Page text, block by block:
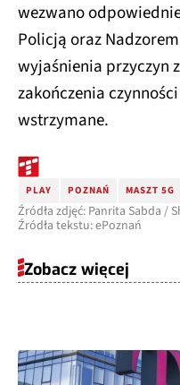
wezwano
Policją oraz
wyjaśnienia przyczyn
zakończenia
wstrzymane.
PLAY POZNAŃ MASZT 5G
Źródła zdjęć: Panrita Sabda /
Źródła tekstu: ePoznań
Zobacz więcej